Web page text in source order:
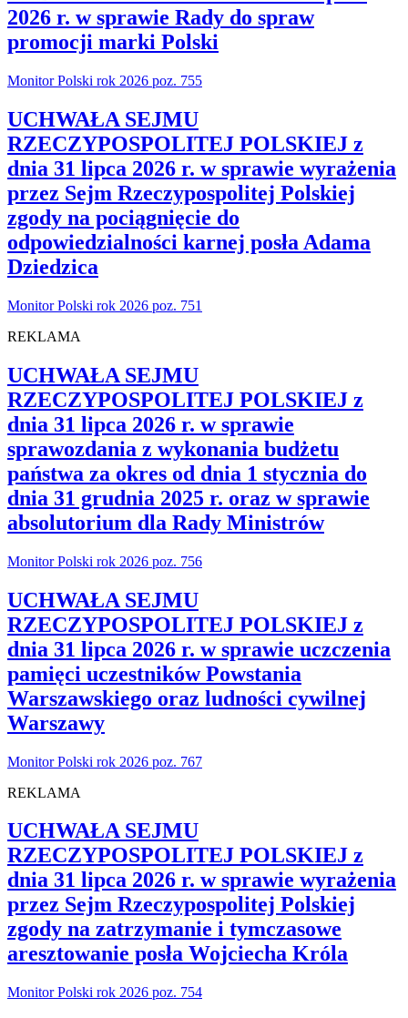
2026 r. w sprawie Rady do spraw
promocji marki Polski
Monitor Polski rok 2026 poz. 755
UCHWAŁA SEJMU
RZECZYPOSPOLITEJ POLSKIEJ z
dnia 31 lipca 2026 r. w sprawie wyrażenia
przez Sejm Rzeczypospolitej Polskiej
zgody na pociągnięcie do
odpowiedzialności karnej posła Adama
Dziedzica
Monitor Polski rok 2026 poz. 751
REKLAMA
UCHWAŁA SEJMU
RZECZYPOSPOLITEJ POLSKIEJ z
dnia 31 lipca 2026 r. w sprawie
sprawozdania z wykonania budżetu
państwa za okres od dnia 1 stycznia do
dnia 31 grudnia 2025 r. oraz w sprawie
absolutorium dla Rady Ministrów
Monitor Polski rok 2026 poz. 756
UCHWAŁA SEJMU
RZECZYPOSPOLITEJ POLSKIEJ z
dnia 31 lipca 2026 r. w sprawie uczczenia
pamięci uczestników Powstania
Warszawskiego oraz ludności cywilnej
Warszawy
Monitor Polski rok 2026 poz. 767
REKLAMA
UCHWAŁA SEJMU
RZECZYPOSPOLITEJ POLSKIEJ z
dnia 31 lipca 2026 r. w sprawie wyrażenia
przez Sejm Rzeczypospolitej Polskiej
zgody na zatrzymanie i tymczasowe
aresztowanie posła Wojciecha Króla
Monitor Polski rok 2026 poz. 754